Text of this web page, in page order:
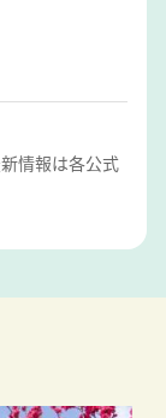
情報は各公式